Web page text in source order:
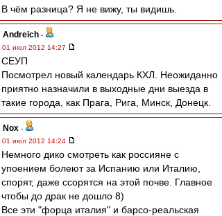
В чём разница? Я не вижу, ты видишь.
Andreich -
01 июл 2012 14:27
СЕУП
Посмотрел новый календарь КХЛ. Неожиданно
приятно назначили в выходные дни выезда в
такие города, как Прага, Рига, Минск, Донецк.
Nox -
01 июл 2012 14:24
Немного дико смотреть как россияне с
упоением болеют за Испанию или Италию,
спорят, даже ссорятся на этой почве. Главное
чтобы до драк не дошло 8)
Все эти "форца италия" и барсо-реальская